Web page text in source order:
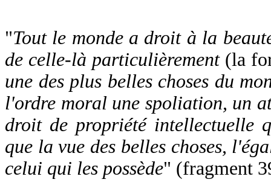
"Tout le monde a droit à la
de celle-là particulièrement (la
une des plus belles choses du
l'ordre moral une spoliation, un
droit de propriété
que la vue des belles choses,
celui qui les possède" (fragment